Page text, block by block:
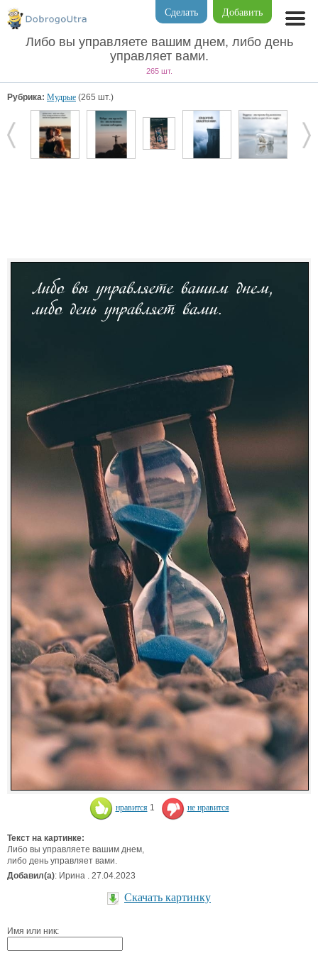
Добавить
Сделать
Либо вы управляете вашим днем, либо день
управляет вами.
265 шт.
Рубрика: Мудрые (265 шт.)
нравится 1 не нравится
Текст на картинке:
Либо вы управляете вашим днем,
либо день управляет вами.
Добавил(а): Ирина . 27.04.2023
Скачать картинку
Имя или ник: